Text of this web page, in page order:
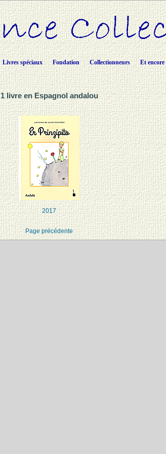
Livres spéciaux Fondation Collectionneurs Et encore
1 livre en Espagnol andalou
2017
Page précédente